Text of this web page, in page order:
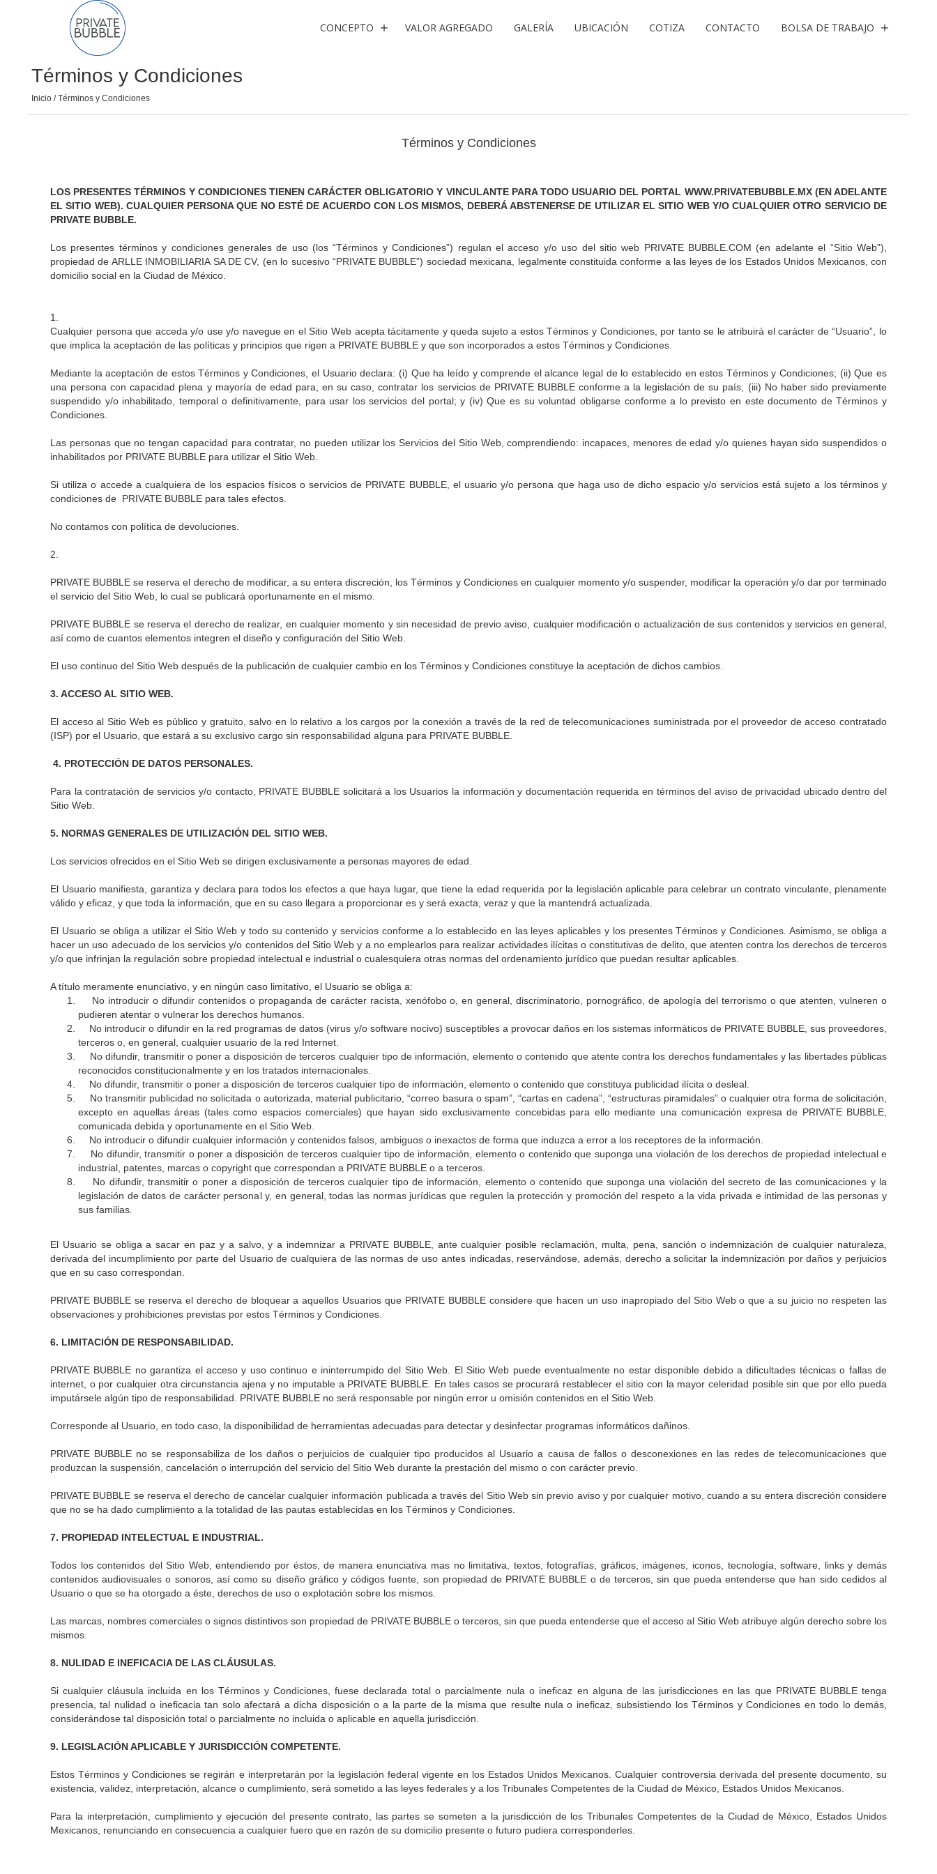
CONCEPTO VALOR AGREGADO GALERÍA UBICACIÓN COTIZA CONTACTO BOLSA DE TRABAJO
Términos y Condiciones
Inicio / Términos y Condiciones
Términos y Condiciones
LOS PRESENTES TÉRMINOS Y CONDICIONES TIENEN CARÁCTER OBLIGATORIO Y VINCULANTE PARA TODO USUARIO DEL PORTAL WWW.PRIVATEBUBBLE.MX (EN ADELANTE
EL SITIO WEB). CUALQUIER PERSONA QUE NO ESTÉ DE ACUERDO CON LOS MISMOS, DEBERÁ ABSTENERSE DE UTILIZAR EL SITIO WEB Y/O CUALQUIER OTRO SERVICIO DE
PRIVATE BUBBLE.
Los presentes términos y condiciones generales de uso (los “Términos y Condiciones”) regulan el acceso y/o uso del sitio web PRIVATE BUBBLE.COM (en adelante el “Sitio Web”),
propiedad de ARLLE INMOBILIARIA SA DE CV, (en lo sucesivo “PRIVATE BUBBLE”) sociedad mexicana, legalmente constituida conforme a las leyes de los Estados Unidos Mexicanos, con
domicilio social en la Ciudad de México.
1.
Cualquier persona que acceda y/o use y/o navegue en el Sitio Web acepta tácitamente y queda sujeto a estos Términos y Condiciones, por tanto se le atribuirá el carácter de “Usuario”, lo
que implica la aceptación de las políticas y principios que rigen a PRIVATE BUBBLE y que son incorporados a estos Términos y Condiciones.
Mediante la aceptación de estos Términos y Condiciones, el Usuario declara: (i) Que ha leído y comprende el alcance legal de lo establecido en estos Términos y Condiciones; (ii) Que es
una persona con capacidad plena y mayoría de edad para, en su caso, contratar los servicios de PRIVATE BUBBLE conforme a la legislación de su país; (iii) No haber sido previamente
suspendido y/o inhabilitado, temporal o definitivamente, para usar los servicios del portal; y (iv) Que es su voluntad obligarse conforme a lo previsto en este documento de Términos y
Condiciones.
Las personas que no tengan capacidad para contratar, no pueden utilizar los Servicios del Sitio Web, comprendiendo: incapaces, menores de edad y/o quienes hayan sido suspendidos o
inhabilitados por PRIVATE BUBBLE para utilizar el Sitio Web.
Si utiliza o accede a cualquiera de los espacios físicos o servicios de PRIVATE BUBBLE, el usuario y/o persona que haga uso de dicho espacio y/o servicios está sujeto a los términos y
condiciones de PRIVATE BUBBLE para tales efectos.
No contamos con política de devoluciones.
2.
PRIVATE BUBBLE se reserva el derecho de modificar, a su entera discreción, los Términos y Condiciones en cualquier momento y/o suspender, modificar la operación y/o dar por terminado
el servicio del Sitio Web, lo cual se publicará oportunamente en el mismo.
PRIVATE BUBBLE se reserva el derecho de realizar, en cualquier momento y sin necesidad de previo aviso, cualquier modificación o actualización de sus contenidos y servicios en general,
así como de cuantos elementos integren el diseño y configuración del Sitio Web.
El uso continuo del Sitio Web después de la publicación de cualquier cambio en los Términos y Condiciones constituye la aceptación de dichos cambios.
3. ACCESO AL SITIO WEB.
El acceso al Sitio Web es público y gratuito, salvo en lo relativo a los cargos por la conexión a través de la red de telecomunicaciones suministrada por el proveedor de acceso contratado
(ISP) por el Usuario, que estará a su exclusivo cargo sin responsabilidad alguna para PRIVATE BUBBLE.
4. PROTECCIÓN DE DATOS PERSONALES.
Para la contratación de servicios y/o contacto, PRIVATE BUBBLE solicitará a los Usuarios la información y documentación requerida en términos del aviso de privacidad ubicado dentro del
Sitio Web.
5. NORMAS GENERALES DE UTILIZACIÓN DEL SITIO WEB.
Los servicios ofrecidos en el Sitio Web se dirigen exclusivamente a personas mayores de edad.
El Usuario manifiesta, garantiza y declara para todos los efectos a que haya lugar, que tiene la edad requerida por la legislación aplicable para celebrar un contrato vinculante, plenamente
válido y eficaz, y que toda la información, que en su caso llegara a proporcionar es y será exacta, veraz y que la mantendrá actualizada.
El Usuario se obliga a utilizar el Sitio Web y todo su contenido y servicios conforme a lo establecido en las leyes aplicables y los presentes Términos y Condiciones. Asimismo, se obliga a
hacer un uso adecuado de los servicios y/o contenidos del Sitio Web y a no emplearlos para realizar actividades ilícitas o constitutivas de delito, que atenten contra los derechos de terceros
y/o que infrinjan la regulación sobre propiedad intelectual e industrial o cualesquiera otras normas del ordenamiento jurídico que puedan resultar aplicables.
A título meramente enunciativo, y en ningún caso limitativo, el Usuario se obliga a:
No introducir o difundir contenidos o propaganda de carácter racista, xenófobo o, en general, discriminatorio, pornográfico, de apología del terrorismo o que atenten, vulneren o
pudieren atentar o vulnerar los derechos humanos.
No introducir o difundir en la red programas de datos (virus y/o software nocivo) susceptibles a provocar daños en los sistemas informáticos de PRIVATE BUBBLE, sus proveedores,
terceros o, en general, cualquier usuario de la red Internet.
No difundir, transmitir o poner a disposición de terceros cualquier tipo de información, elemento o contenido que atente contra los derechos fundamentales y las libertades públicas
reconocidos constitucionalmente y en los tratados internacionales.
No difundir, transmitir o poner a disposición de terceros cualquier tipo de información, elemento o contenido que constituya publicidad ilícita o desleal.
No transmitir publicidad no solicitada o autorizada, material publicitario, “correo basura o spam”, “cartas en cadena”, “estructuras piramidales” o cualquier otra forma de solicitación,
excepto en aquellas áreas (tales como espacios comerciales) que hayan sido exclusivamente concebidas para ello mediante una comunicación expresa de PRIVATE BUBBLE,
comunicada debida y oportunamente en el Sitio Web.
No introducir o difundir cualquier información y contenidos falsos, ambiguos o inexactos de forma que induzca a error a los receptores de la información.
No difundir, transmitir o poner a disposición de terceros cualquier tipo de información, elemento o contenido que suponga una violación de los derechos de propiedad intelectual e
industrial, patentes, marcas o copyright que correspondan a PRIVATE BUBBLE o a terceros.
No difundir, transmitir o poner a disposición de terceros cualquier tipo de información, elemento o contenido que suponga una violación del secreto de las comunicaciones y la
legislación de datos de carácter personal y, en general, todas las normas jurídicas que regulen la protección y promoción del respeto a la vida privada e intimidad de las personas y
sus familias.
El Usuario se obliga a sacar en paz y a salvo, y a indemnizar a PRIVATE BUBBLE, ante cualquier posible reclamación, multa, pena, sanción o indemnización de cualquier naturaleza,
derivada del incumplimiento por parte del Usuario de cualquiera de las normas de uso antes indicadas, reservándose, además, derecho a solicitar la indemnización por daños y perjuicios
que en su caso correspondan.
PRIVATE BUBBLE se reserva el derecho de bloquear a aquellos Usuarios que PRIVATE BUBBLE considere que hacen un uso inapropiado del Sitio Web o que a su juicio no respeten las
observaciones y prohibiciones previstas por estos Términos y Condiciones.
6. LIMITACIÓN DE RESPONSABILIDAD.
PRIVATE BUBBLE no garantiza el acceso y uso continuo e ininterrumpido del Sitio Web. El Sitio Web puede eventualmente no estar disponible debido a dificultades técnicas o fallas de
internet, o por cualquier otra circunstancia ajena y no imputable a PRIVATE BUBBLE. En tales casos se procurará restablecer el sitio con la mayor celeridad posible sin que por ello pueda
imputársele algún tipo de responsabilidad. PRIVATE BUBBLE no será responsable por ningún error u omisión contenidos en el Sitio Web.
Corresponde al Usuario, en todo caso, la disponibilidad de herramientas adecuadas para detectar y desinfectar programas informáticos dañinos.
PRIVATE BUBBLE no se responsabiliza de los daños o perjuicios de cualquier tipo producidos al Usuario a causa de fallos o desconexiones en las redes de telecomunicaciones que
produzcan la suspensión, cancelación o interrupción del servicio del Sitio Web durante la prestación del mismo o con carácter previo.
PRIVATE BUBBLE se reserva el derecho de cancelar cualquier información publicada a través del Sitio Web sin previo aviso y por cualquier motivo, cuando a su entera discreción considere
que no se ha dado cumplimiento a la totalidad de las pautas establecidas en los Términos y Condiciones.
7. PROPIEDAD INTELECTUAL E INDUSTRIAL.
Todos los contenidos del Sitio Web, entendiendo por éstos, de manera enunciativa mas no limitativa, textos, fotografías, gráficos, imágenes, iconos, tecnología, software, links y demás
contenidos audiovisuales o sonoros, así como su diseño gráfico y códigos fuente, son propiedad de PRIVATE BUBBLE o de terceros, sin que pueda entenderse que han sido cedidos al
Usuario o que se ha otorgado a éste, derechos de uso o explotación sobre los mismos.
Las marcas, nombres comerciales o signos distintivos son propiedad de PRIVATE BUBBLE o terceros, sin que pueda entenderse que el acceso al Sitio Web atribuye algún derecho sobre los
mismos.
8. NULIDAD E INEFICACIA DE LAS CLÁUSULAS.
Si cualquier cláusula incluida en los Términos y Condiciones, fuese declarada total o parcialmente nula o ineficaz en alguna de las jurisdicciones en las que PRIVATE BUBBLE tenga
presencia, tal nulidad o ineficacia tan solo afectará a dicha disposición o a la parte de la misma que resulte nula o ineficaz, subsistiendo los Términos y Condiciones en todo lo demás,
considerándose tal disposición total o parcialmente no incluida o aplicable en aquella jurisdicción.
9. LEGISLACIÓN APLICABLE Y JURISDICCIÓN COMPETENTE.
Estos Términos y Condiciones se regirán e interpretarán por la legislación federal vigente en los Estados Unidos Mexicanos. Cualquier controversia derivada del presente documento, su
existencia, validez, interpretación, alcance o cumplimiento, será sometido a las leyes federales y a los Tribunales Competentes de la Ciudad de México, Estados Unidos Mexicanos.
Para la interpretación, cumplimiento y ejecución del presente contrato, las partes se someten a la jurisdicción de los Tribunales Competentes de la Ciudad de México, Estados Unidos
Mexicanos, renunciando en consecuencia a cualquier fuero que en razón de su domicilio presente o futuro pudiera corresponderles.